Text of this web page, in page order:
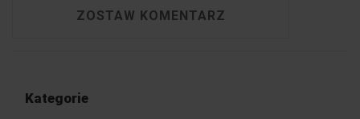
ZOSTAW KOMENTARZ
Kategorie